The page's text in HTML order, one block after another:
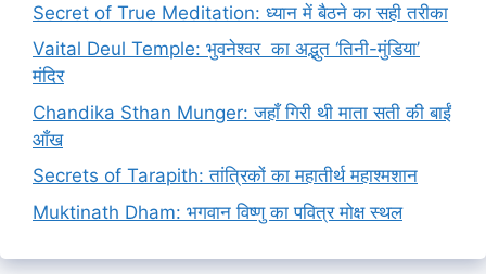
Secret of True Meditation: ध्यान में बैठने का सही तरीका
Vaital Deul Temple: भुवनेश्वर का अद्भुत ‘तिनी-मुंडिया’
मंदिर
Chandika Sthan Munger: जहाँ गिरी थी माता सती की बाईं
आँख
Secrets of Tarapith: तांत्रिकों का महातीर्थ महाश्मशान
Muktinath Dham: भगवान विष्णु का पवित्र मोक्ष स्थल